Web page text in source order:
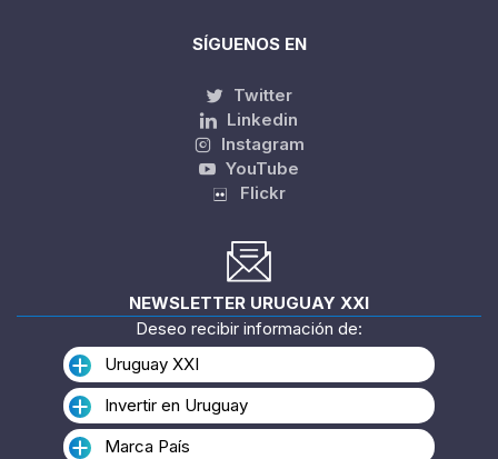
SÍGUENOS EN
Twitter
Linkedin
Instagram
YouTube
Flickr
NEWSLETTER URUGUAY XXI
Deseo recibir información de:
Uruguay XXI
Invertir en Uruguay
Marca País